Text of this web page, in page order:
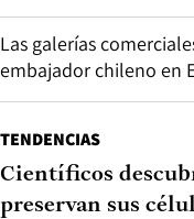
Las galerías
embajador chileno en
TENDENCIAS
Científicos
preservan sus